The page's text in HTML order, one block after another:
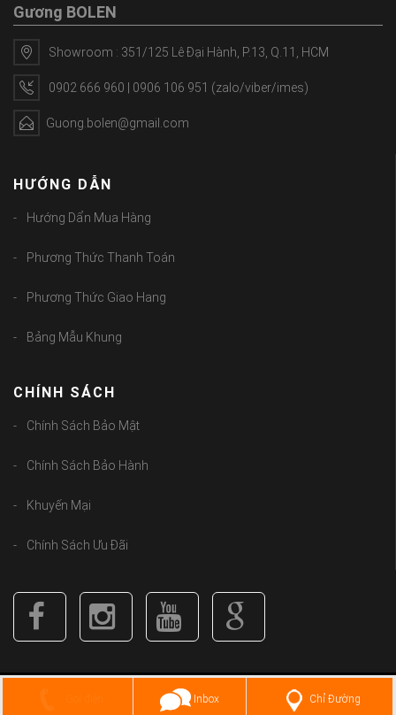
Gương BOLEN
Showroom : 351/125 Lê Đại Hành, P.13, Q.11, HCM
0902 666 960 | 0906 106 951 (zalo/viber/imes)
Guong.bolen@gmail.com
HƯỚNG DẪN
Hướng Dẩn Mua Hàng
Phương Thức Thanh Toán
Phương Thức Giao Hang
Bảng Mẫu Khung
CHÍNH SÁCH
Chính Sách Bảo Mật
Chính Sách Bảo Hành
Khuyến Mại
Chính Sách Ưu Đãi
guongbolen.com . All Rights Reserved.
Inbox Chỉ Đường